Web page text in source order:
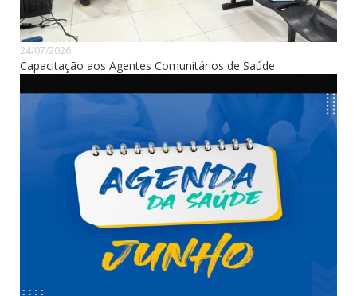
24/07/2026
Capacitação aos Agentes Comunitários de Saúde